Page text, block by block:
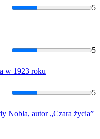
5
5
w 1923 roku
5
Nobla, autor „Czara życia”